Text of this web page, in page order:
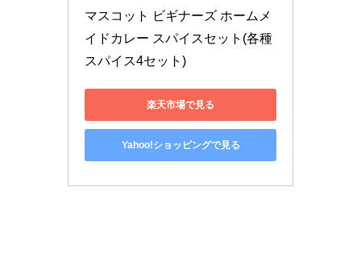
マスコット ビギナーズ ホームメ
イドカレー スパイスセット(各種
スパイス4セット)
楽天市場で見る
Yahoo!ショッピングで見る